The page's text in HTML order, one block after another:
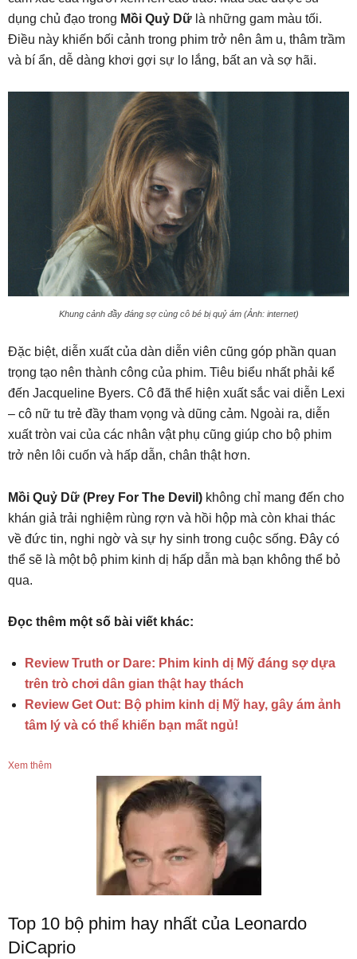
dụng chủ đạo trong Mồi Quỷ Dữ là những gam màu tối.
Điều này khiến bối cảnh trong phim trở nên âm u, thâm trầm
và bí ẩn, dễ dàng khơi gợi sự lo lắng, bất an và sợ hãi.
Khung cảnh đầy đáng sợ cùng cô bé bị quỷ ám (Ảnh: internet)
Đặc biệt, diễn xuất của dàn diễn viên cũng góp phần quan
trọng tạo nên thành công của phim. Tiêu biểu nhất phải kể
đến Jacqueline Byers. Cô đã thể hiện xuất sắc vai diễn Lexi
– cô nữ tu trẻ đầy tham vọng và dũng cảm. Ngoài ra, diễn
xuất tròn vai của các nhân vật phụ cũng giúp cho bộ phim
trở nên lôi cuốn và hấp dẫn, chân thật hơn.
Mồi Quỷ Dữ (Prey For The Devil) không chỉ mang đến cho
khán giả trải nghiệm rùng rợn và hồi hộp mà còn khai thác
về đức tin, nghi ngờ và sự hy sinh trong cuộc sống. Đây có
thể sẽ là một bộ phim kinh dị hấp dẫn mà bạn không thể bỏ
qua.
Đọc thêm một số bài viết khác:
Review Truth or Dare: Phim kinh dị Mỹ đáng sợ dựa
trên trò chơi dân gian thật hay thách
Review Get Out: Bộ phim kinh dị Mỹ hay, gây ám ảnh
tâm lý và có thể khiến bạn mất ngủ!
Xem thêm
Top 10 bộ phim hay nhất của Leonardo
DiCaprio